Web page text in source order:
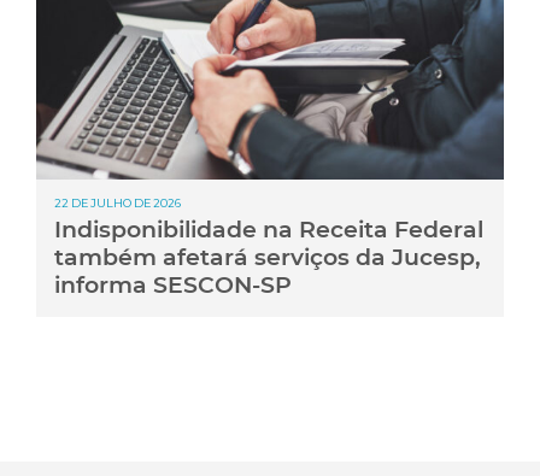
22 DE JULHO DE 2026
Indisponibilidade na Receita Federal
também afetará serviços da Jucesp,
informa SESCON-SP